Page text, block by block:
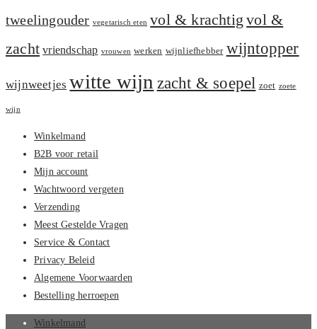
tweelingouder vegetarisch eten vol & krachtig vol &
zacht vriendschap vrouwen werken wijnliefhebber wijntopper
wijnweetjes witte wijn zacht & soepel zoet zoete
wijn
Winkelmand
B2B voor retail
Mijn account
Wachtwoord vergeten
Verzending
Meest Gestelde Vragen
Service & Contact
Privacy Beleid
Algemene Voorwaarden
Bestelling herroepen
Winkelmand